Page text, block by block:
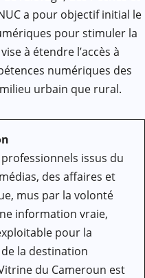
a pour objectif initial le
pour stimuler la
à étendre l’accès à
numériques des
urbain que rural.
issus du
des affaires et
mus par la volonté
information vraie,
pour la
la destination
du Cameroun est